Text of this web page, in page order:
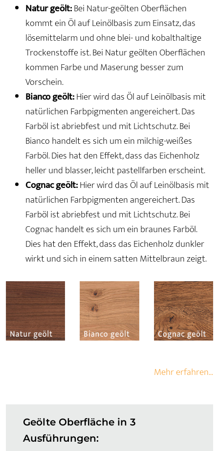
Natur geölt:Bei Natur-geölten Oberflächen
kommt ein Öl auf Leinölbasis zum Einsatz, das
lösemittelarm und ohne blei- und kobalthaltige
Trockenstoffe ist. Bei Natur geölten Oberflächen
kommen Farbe und Maserung besser zum
Vorschein.
Bianco geölt:Hier wird das Öl auf Leinölbasis mit
natürlichen Farbpigmenten angereichert. Das
Farböl ist abriebfest und mit Lichtschutz. Bei
Bianco handelt es sich um ein milchig-weißes
Farböl. Dies hat den Effekt, dass das Eichenholz
heller und blasser, leicht pastellfarben erscheint.
Cognac geölt:Hier wird das Öl auf Leinölbasis mit
natürlichen Farbpigmenten angereichert. Das
Farböl ist abriebfest und mit Lichtschutz. Bei
Cognac handelt es sich um ein braunes Farböl.
Dies hat den Effekt, dass das Eichenholz dunkler
wirkt und sich in einem satten Mittelbraun zeigt.
Mehr erfahren...
Geölte Oberfläche in 3
Ausführungen: